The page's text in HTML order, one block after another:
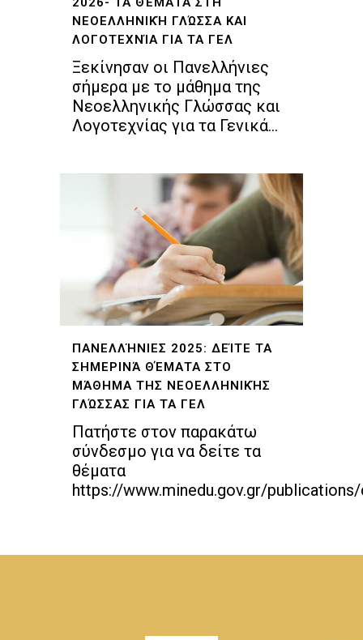
ΝΕΟΕΛΛΗΝΙΚΉ ΓΛΏΣΣΑ ΚΑΙ
ΛΟΓΟΤΕΧΝΊΑ ΓΙΑ ΤΑ ΓΕΛ
Ξεκίνησαν οι Πανελλήνιες
σήμερα με το μάθημα της
Νεοελληνικής Γλώσσας και
Λογοτεχνίας για τα Γενικά...
ΠΑΝΕΛΛΉΝΙΕΣ 2025: ΔΕΊΤΕ ΤΑ
ΣΗΜΕΡΙΝΆ ΘΈΜΑΤΑ ΣΤΟ
ΜΆΘΗΜΑ ΤΗΣ ΝΕΟΕΛΛΗΝΙΚΉΣ
ΓΛΏΣΣΑΣ ΓΙΑ ΤΑ ΓΕΛ
Πατήστε στον παρακάτω
σύνδεσμο για να δείτε τα
θέματα
https://www.minedu.gov.gr/